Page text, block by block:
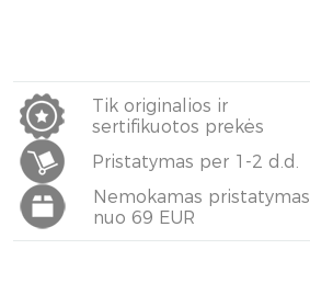
Tik originalios ir
sertifikuotos prekės
Pristatymas per 1-2 d.d.
Nemokamas pristatymas
nuo 69 EUR